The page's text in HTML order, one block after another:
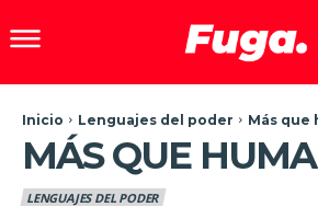
Inicio Lenguajes del poder Más que
MÁS QUE
LENGUAJES DEL PODER